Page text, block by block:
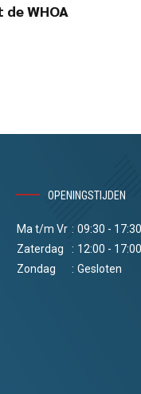
WHOA
OPENINGSTIJDEN
Ma t/m Vr : 09:30 - 17:30
Zaterdag
: 12:00 - 17:00
Zondag
: Gesloten